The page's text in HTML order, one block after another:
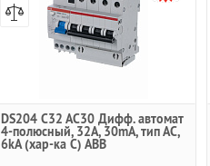
DS204 C32 AC30 Дифф. автомат
4-полюсный, 32A, 30mA, тип АC,
6kA (хар-ка C) ABB